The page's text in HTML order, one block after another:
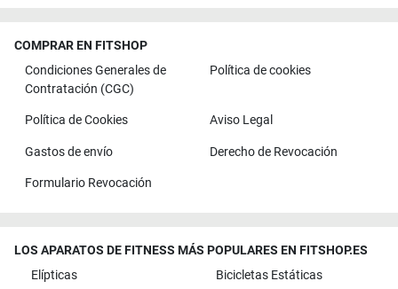
COMPRAR EN FITSHOP
Condiciones Generales de
Contratación (CGC)
Política de cookies
Política de Cookies Aviso Legal
Gastos de envío Derecho de Revocación
Formulario Revocación
LOS APARATOS DE FITNESS MÁS POPULARES EN FITSHOP.ES
Elípticas
Bicicletas Estáticas